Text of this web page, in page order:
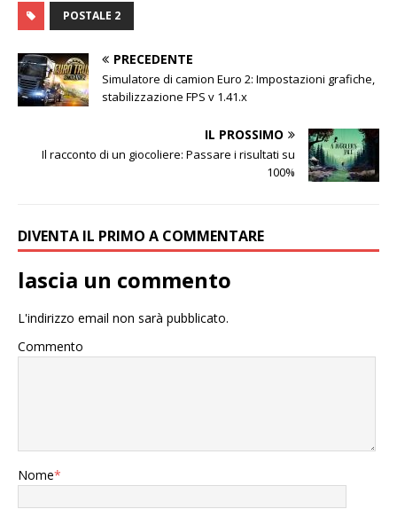
POSTALE 2
PRECEDENTE
Simulatore di camion Euro 2: Impostazioni grafiche,
stabilizzazione FPS v 1.41.x
IL PROSSIMO
Il racconto di un giocoliere: Passare i risultati su
100%
DIVENTA IL PRIMO A COMMENTARE
lascia un commento
L'indirizzo email non sarà pubblicato.
Commento
Nome*